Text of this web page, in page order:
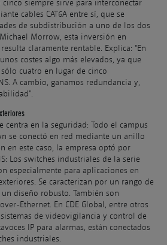
siempre sirve para interconectar
cables CAT6A entre sí, que se
de subdistribución a uno de los dos
Morrow, esta inversión en
claramente rentable. Explica: "En
costes algo más elevados, ya que
cuatro en lugar de cinco
A cambio, ganamos redundancia y,
centra en la seguridad: Todo el campus
se conectó en red mediante un anillo
en este caso, la empresa optó por
Los switches industriales de la serie
especialmente para aplicaciones en
Se caracterizan por un rango de
diseño robusto. También son
Ethernet. En CDE Global, entre otros
de videovigilancia y control de
IP para alarmas, están conectados
industriales.